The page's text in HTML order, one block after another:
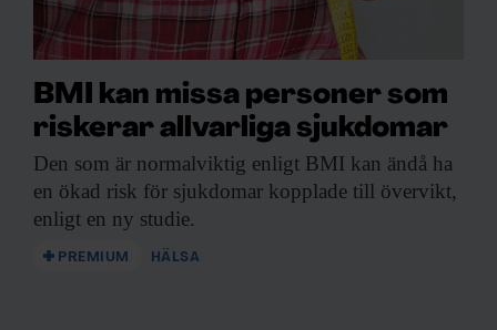
BMI kan missa personer som
riskerar allvarliga sjukdomar
Den som är normalviktig enligt BMI kan ändå ha
en ökad risk för sjukdomar kopplade till övervikt,
enligt en ny studie.
PREMIUM HÄLSA